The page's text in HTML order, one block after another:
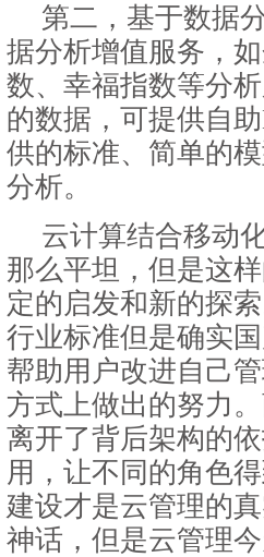
第二，基于数据
据分析增值服务，
数、幸福指数等分
的数据，可提供自
供的标准、简单的
分析。
云计算结合移动
那么平坦，但是这
定的启发和新的探
行业标准但是确实
帮助用户改进自己
方式上做出的努力
离开了背后架构的
用，让不同的角色
建设才是云管理的
神话，但是云管理